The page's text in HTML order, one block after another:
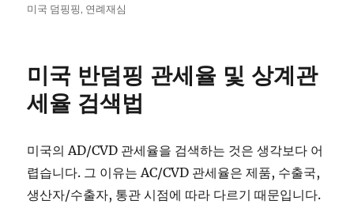
미국 덤핑핑, 연례재심
미국 반덤핑 관세율 및 상계관
세율 검색법
미국의 AD/CVD 관세율을 검색하는 것은 생각보다 어
렵습니다. 그 이유는 AC/CVD 관세율은 제품, 수출국,
생산자/수출자, 통관 시점에 따라 다르기 때문입니다.